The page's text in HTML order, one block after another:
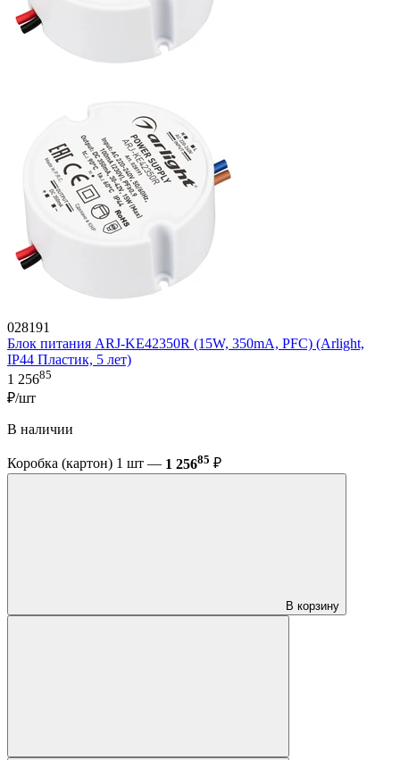
028191
Блок питания ARJ-KE42350R (15W, 350mA, PFC) (Arlight,
IP44 Пластик, 5 лет)
1 25685
₽/шт
В наличии
Коробка (картон) 1 шт — 1 25685 ₽
В корзину